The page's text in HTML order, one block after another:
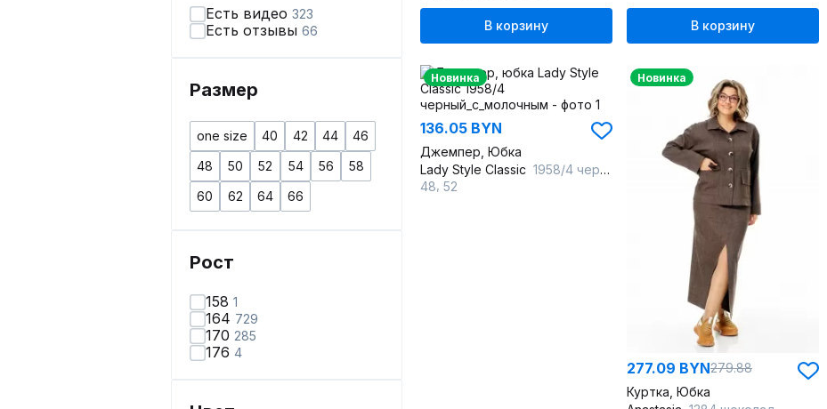
Есть видео 323
Есть отзывы 66
Размер
one size 40 42 44
46
48
50 52 54 56
58
60
62 64 66
Рост
158 1
164 729
170 285
176 4
В корзину В корзину
Новинка
136.05 BYN
Джемпер, Юбка
Lady Style Classic 1958/4 черный_с_молочным
48 52
Новинка
277.09 BYN279.88
Куртка, Юбка